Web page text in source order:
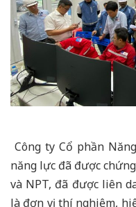
Công ty Cổ phần
năng lực đã được
và NPT, đã được liên
là đơn vị thí nghiệm,